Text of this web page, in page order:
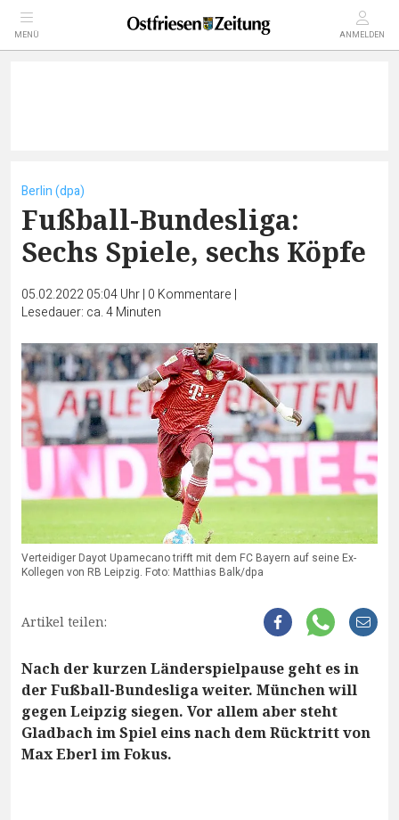
MENÜ ANMELDEN
Berlin (dpa)
Fußball-Bundesliga:
Sechs Spiele, sechs Köpfe
05.02.2022 05:04 Uhr| 0 Kommentare |
Lesedauer: ca. 4 Minuten
Verteidiger Dayot Upamecano trifft mit dem FC Bayern auf seine Ex-
Kollegen von RB Leipzig. Foto: Matthias Balk/dpa
Artikel teilen:
Nach der kurzen Länderspielpause geht es in
der Fußball-Bundesliga weiter. München will
gegen Leipzig siegen. Vor allem aber steht
Gladbach im Spiel eins nach dem Rücktritt von
Max Eberl im Fokus.